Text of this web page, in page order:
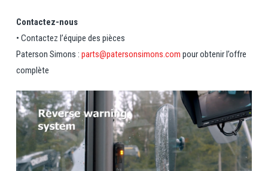
Contactez-nous
• Contactez l’équipe des pièces
Paterson Simons : parts@patersonsimons.com pour obtenir l’offre
complète